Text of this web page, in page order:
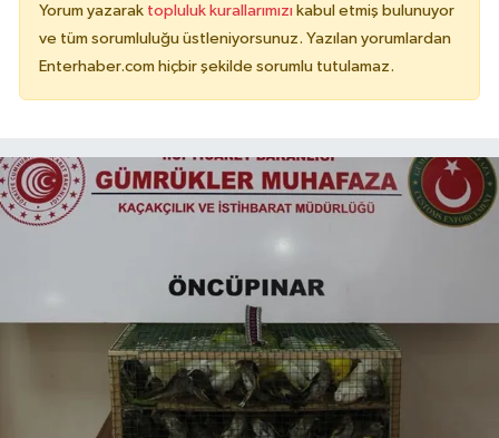
Yorum yazarak topluluk kurallarımızı kabul etmiş bulunuyor
ve tüm sorumluluğu üstleniyorsunuz. Yazılan yorumlardan
Enterhaber.com hiçbir şekilde sorumlu tutulamaz.